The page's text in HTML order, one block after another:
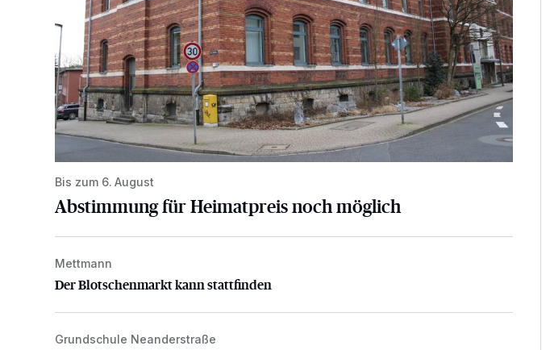
Bis zum 6. August
Abstimmung für Heimatpreis noch möglich
Der Blotschenmarkt kann stattfinden
Mettmann
Der Blotschenmarkt kann stattfinden
Kinder spenden ihre Tornister
Grundschule Neanderstraße